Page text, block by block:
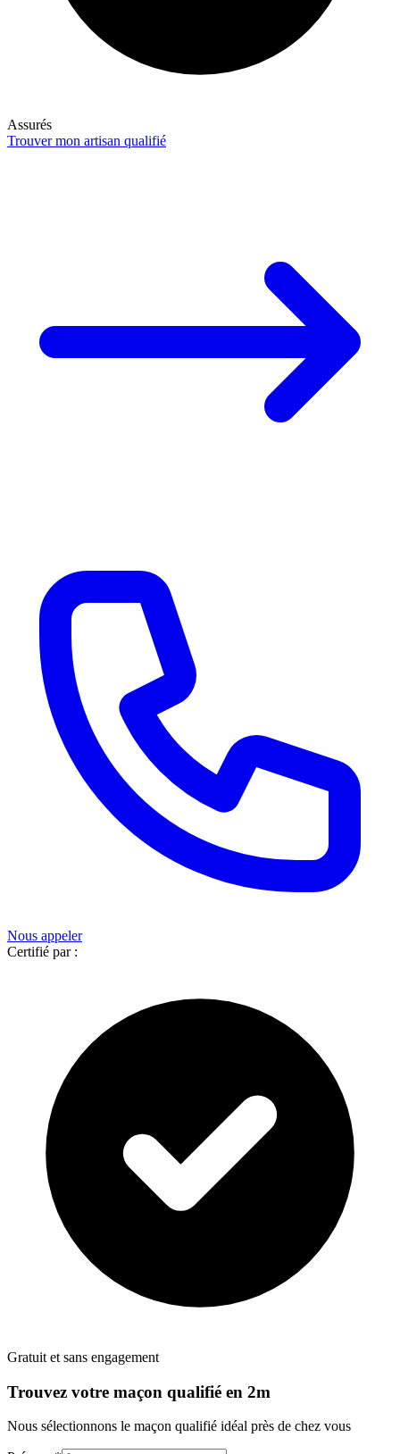
Assurés
Trouver mon artisan qualifié
Nous appeler
Certifié par :
Gratuit et sans engagement
Trouvez votre maçon qualifié en 2m
Nous sélectionnons le maçon qualifié idéal près de chez vous